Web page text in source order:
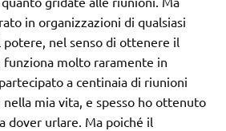
in organizzazioni di qualsiasi
potere, nel senso di ottenere il
molto raramente in
a centinaia di riunioni
mia vita, e spesso ho ottenuto
dover urlare. Ma poiché il